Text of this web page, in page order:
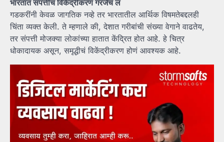
भारतात संपत्तीचं विकेंद्रीकरण गरजेचं ल
गडकरींनी केवळ जागतिक नव्हे तर भारतातील आर्थिक विषमतेबद्दलही
चिंता व्यक्त केली. ते म्हणाले की, देशात गरीबांची संख्या वेगाने वाढतेय,
तर संपत्ती मोजक्या लोकांच्या हातात केंद्रित होत आहे. हे चित्र
धोकादायक असून, समृद्धीचं विकेंद्रीकरण होणं आवश्यक आहे.